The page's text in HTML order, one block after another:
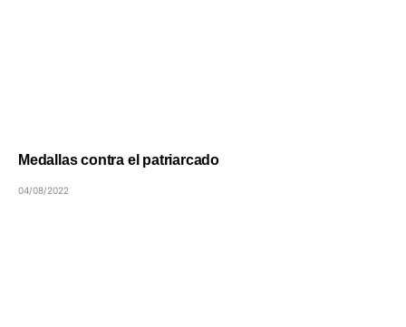
Medallas contra el patriarcado
04/08/2022